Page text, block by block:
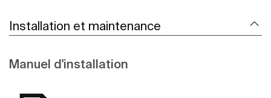
Installation et maintenance
Manuel d'installation